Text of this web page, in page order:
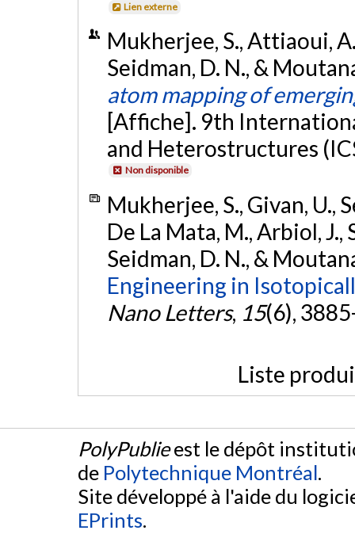
Lien externe
Mukherjee, S., Attiaoui,
Seidman, D. N., &
atom mapping of
[Affiche]. 9th
and Heterostructures
Non disponible
Mukherjee, S., Givan, U.,
De La Mata, M., Arbiol, J.,
Seidman, D. N., &
Engineering in
Nano Letters, 15(6),
Liste
PolyPublieest le dépôt
de Polytechnique Montréal.
Site développé à l'aide du
EPrints.